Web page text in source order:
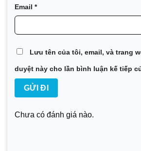
Email *
Lưu tên của tôi, email, và trang
duyệt này cho lần bình luận kế tiếp
Chưa có đánh giá nào.